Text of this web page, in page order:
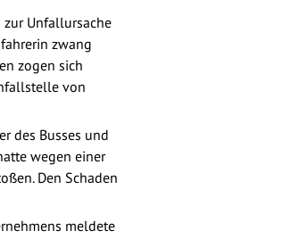
Unfallursache
zwang
zogen sich
von
des Busses und
wegen einer
Den Schaden
meldete